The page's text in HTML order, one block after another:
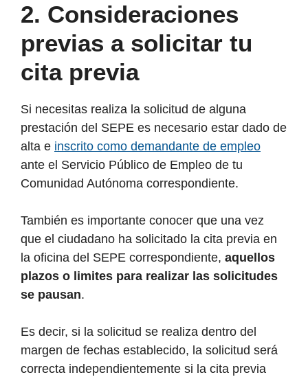
2. Consideraciones
previas a solicitar tu
cita previa
Si necesitas realiza la solicitud de alguna
prestación del SEPE es necesario estar dado de
alta e inscrito como demandante de empleo
ante el Servicio Público de Empleo de tu
Comunidad Autónoma correspondiente.
También es importante conocer que una vez
que el ciudadano ha solicitado la cita previa en
la oficina del SEPE correspondiente, aquellos
plazos o limites para realizar las solicitudes
se pausan.
Es decir, si la solicitud se realiza dentro del
margen de fechas establecido, la solicitud será
correcta independientemente si la cita previa